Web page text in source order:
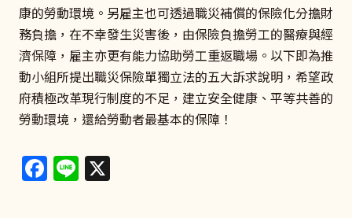
康的勞動環境。另雇主也可透過職災補償的保險化分擔財
務負擔，在不幸發生災害後，由保險負擔勞工的醫療與經
濟保障，雇主亦更有能力協助勞工重返職場。以下即為推
動小組所提出職災保險單獨立法的五大訴求說明，希望政
府積極改革現行制度的不足，建立安全健康、平等共善的
勞動環境，還給勞動者最基本的保障！
Facebook
Line